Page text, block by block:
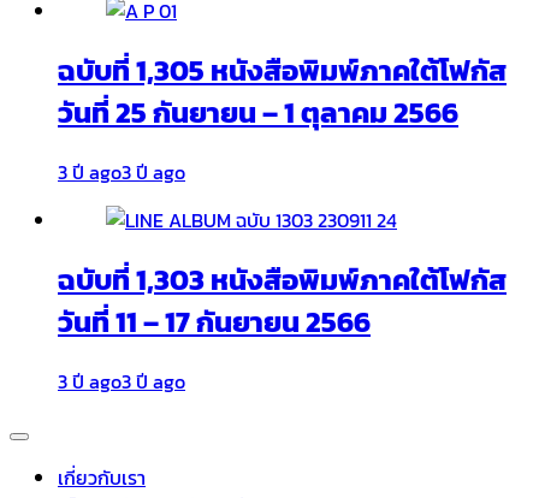
ฉบับที่ 1,305 หนังสือพิมพ์ภาคใต้โฟกัส
วันที่ 25 กันยายน – 1 ตุลาคม 2566
3 ปี ago3 ปี ago
ฉบับที่ 1,303 หนังสือพิมพ์ภาคใต้โฟกัส
วันที่ 11 – 17 กันยายน 2566
3 ปี ago3 ปี ago
เกี่ยวกับเรา